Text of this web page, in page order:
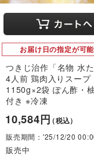
お届け日の指定が可
つきじ治作「名物 水た
4人前 鶏肉入りスープ
1150g×2袋 ぽん酢・
付き ※冷凍
10,584円（税込）
販売期間：'25/12/20
販売中